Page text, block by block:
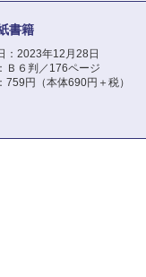
書籍
：2023年12月28日
Ｂ６判／176ページ
759円（本体690円＋税）